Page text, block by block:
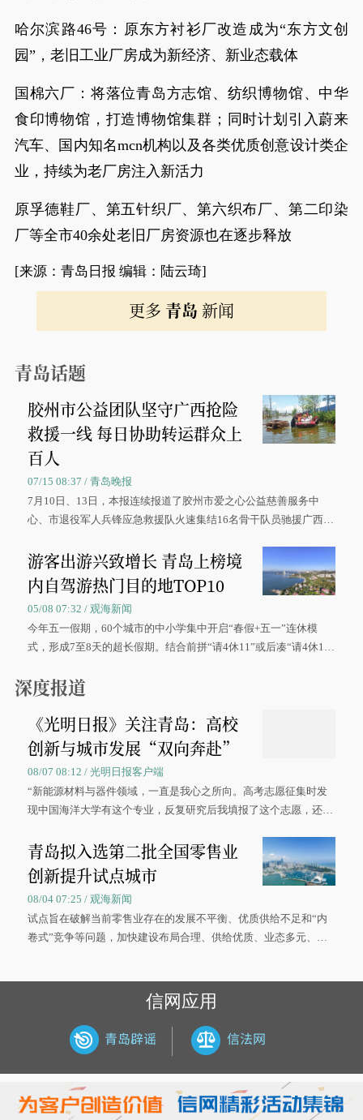
哈尔滨路46号：原东方衬衫厂改造成为“东方文创
园”，老旧工业厂房成为新经济、新业态载体
国棉六厂：将落位青岛方志馆、纺织博物馆、中华
食印博物馆，打造博物馆集群；同时计划引入蔚来
汽车、国内知名mcn机构以及各类优质创意设计类企
业，持续为老厂房注入新活力
原孚德鞋厂、第五针织厂、第六织布厂、第二印染
厂等全市40余处老旧厂房资源也在逐步释放
[来源：青岛日报 编辑：陆云琦]
更多 青岛 新闻
青岛话题
胶州市公益团队坚守广西抢险
救援一线 每日协助转运群众上
百人
07/15 08:37 / 青岛晚报
7月10日、13日，本报连续报道了胶州市爱之心公益慈善服务中
心、市退役军人兵锋应急救援队火速集结16名骨干队员驰援广西灾
游客出游兴致增长 青岛上榜境
内自驾游热门目的地TOP10
05/08 07:32 / 观海新闻
今年五一假期，60个城市的中小学集中开启“春假+五一”连休模
式，形成7至8天的超长假期。结合前拼“请4休11”或后凑“请4休1
深度报道
《光明日报》关注青岛：高校
创新与城市发展“双向奔赴”
08/07 08:12 / 光明日报客户端
“新能源材料与器件领域，一直是我心之所向。高考志愿征集时发
现中国海洋大学有这个专业，反复研究后我填报了这个志愿，还真
大学材料科学与工程学院材料类专业的录取通知书。
青岛拟入选第二批全国零售业
创新提升试点城市
08/04 07:25 / 观海新闻
试点旨在破解当前零售业存在的发展不平衡、优质供给不足和“内
卷式”竞争等问题，加快建设布局合理、供给优质、业态多元、智
信网应用